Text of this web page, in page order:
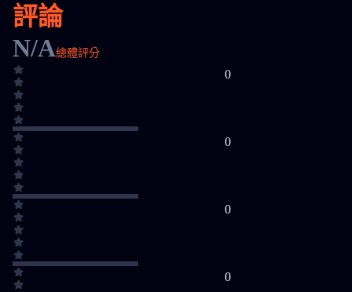
評論
N/A總體評分
0
0
0
0